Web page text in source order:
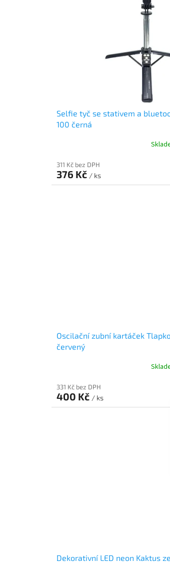
Selfie tyč se stativem a
100 černá
311 Kč bez DPH
376 Kč / ks
Oscilační zubní kartáček
červený
331 Kč bez DPH
400 Kč / ks
Dekorativní LED neon Kaktus